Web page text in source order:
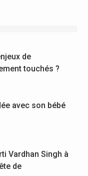
de
touchés ?
avec son bébé
Vardhan Singh à
de